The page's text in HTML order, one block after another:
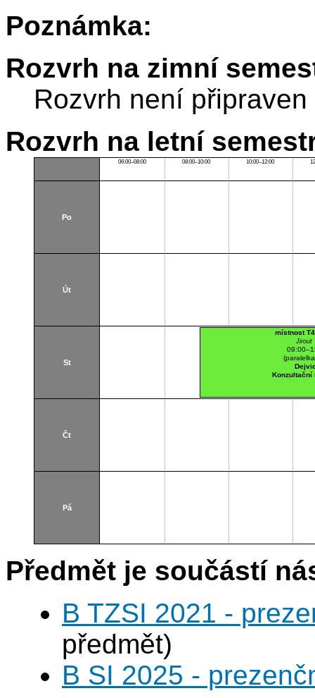
Poznámka:
Rozvrh na zimní
Rozvrh není připraven
Rozvrh na letní
06:00–08:00 08:00–10:00 10:00–12:00
Po
Út
St
místnost
Jirout
Konzultační
Čt
Pá
Předmět je součástí
B TZSI 2021 -
předmět)
B SI 2025 -